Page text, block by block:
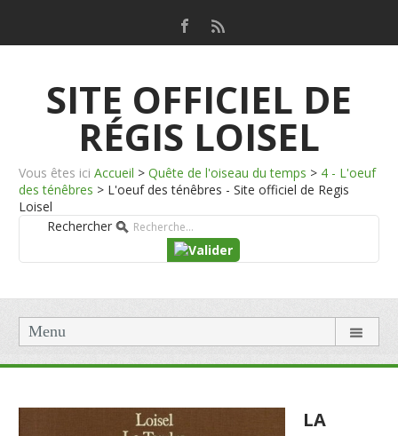
SITE OFFICIEL DE
RÉGIS LOISEL
Vous êtes ici Accueil > Quête de l'oiseau du temps > 4 - L'oeuf
des ténêbres > L'oeuf des ténêbres - Site officiel de Regis
Loisel
Rechercher
Menu
LA